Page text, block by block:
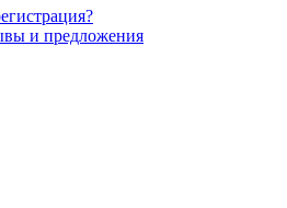
и предложения